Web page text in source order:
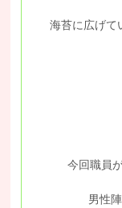
海苔に広げて
今回職員
男性